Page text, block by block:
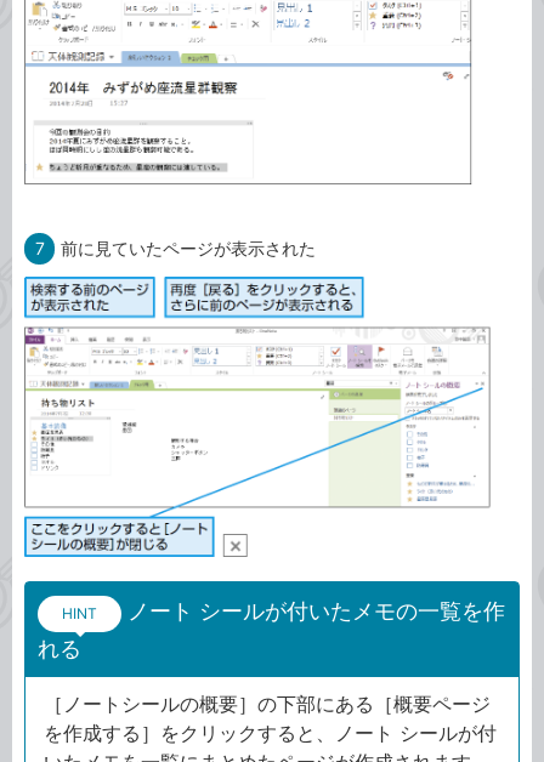
7 前に見ていたページが表示された
HINT
ノート シールが付いたメモの一覧を作
れる
［ノートシールの概要］の下部にある［概要ページ
を作成する］をクリックすると、ノート シールが付